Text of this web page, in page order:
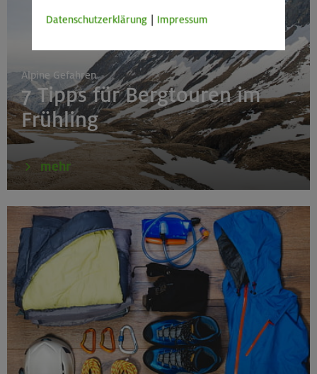
Alpine Gefahren
7 Tipps für Bergtouren im
Frühling
mehr
Datenschutzerklärung Impressum